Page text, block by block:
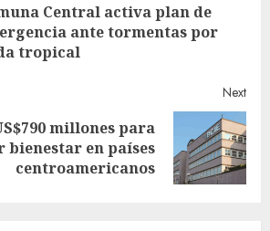
Central activa plan de
ante tormentas por
tropical
Next
millones para
bienestar en países
centroamericanos